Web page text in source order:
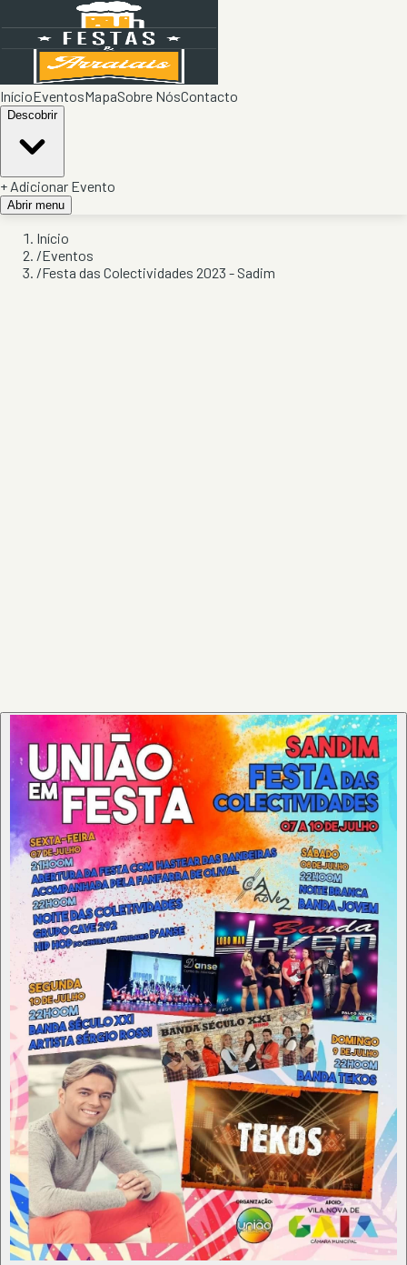
InícioEventosMapaSobre NósContacto
Descobrir
+ Adicionar Evento
Abrir menu
Início
/Eventos
/Festa das Colectividades 2023 - Sadim